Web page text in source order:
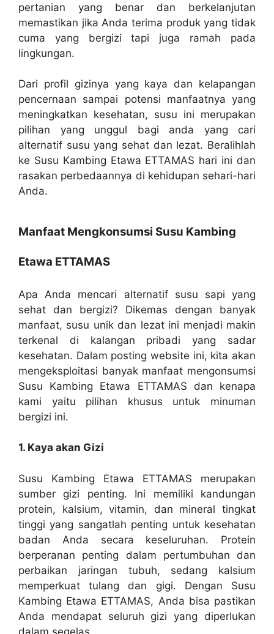
pertanian yang benar dan berkelanjutan
memastikan jika Anda terima produk yang tidak
cuma yang bergizi tapi juga ramah pada
lingkungan.
Dari profil gizinya yang kaya dan kelapangan
pencernaan sampai potensi manfaatnya yang
meningkatkan kesehatan, susu ini merupakan
pilihan yang unggul bagi anda yang cari
alternatif susu yang sehat dan lezat. Beralihlah
ke Susu Kambing Etawa ETTAMAS hari ini dan
rasakan perbedaannya di kehidupan sehari-hari
Anda.
Manfaat Mengkonsumsi Susu Kambing
Etawa ETTAMAS
Apa Anda mencari alternatif susu sapi yang
sehat dan bergizi? Dikemas dengan banyak
manfaat, susu unik dan lezat ini menjadi makin
terkenal di kalangan pribadi yang sadar
kesehatan. Dalam posting website ini, kita akan
mengeksploitasi banyak manfaat mengonsumsi
Susu Kambing Etawa ETTAMAS dan kenapa
kami yaitu pilihan khusus untuk minuman
bergizi ini.
1. Kaya akan Gizi
Susu Kambing Etawa ETTAMAS merupakan
sumber gizi penting. Ini memiliki kandungan
protein, kalsium, vitamin, dan mineral tingkat
tinggi yang sangatlah penting untuk kesehatan
badan Anda secara keseluruhan. Protein
berperanan penting dalam pertumbuhan dan
perbaikan jaringan tubuh, sedang kalsium
memperkuat tulang dan gigi. Dengan Susu
Kambing Etawa ETTAMAS, Anda bisa pastikan
Anda mendapat seluruh gizi yang diperlukan
dalam segelas.